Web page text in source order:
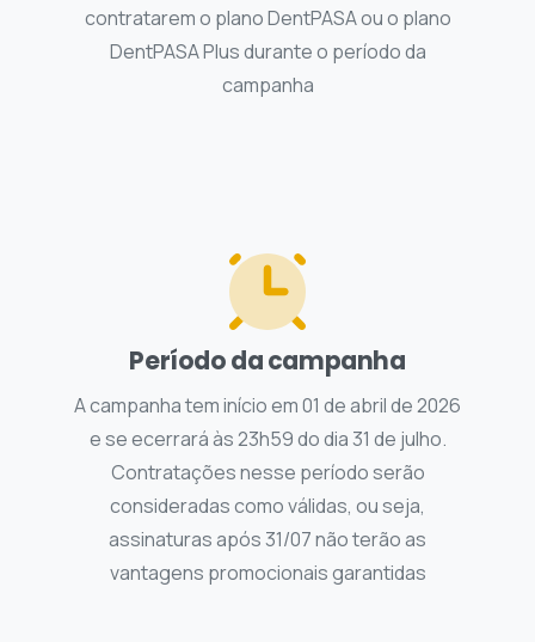
contratarem o plano DentPASA ou o plano
DentPASA Plus durante o período da
campanha
Período da campanha
A campanha tem início em 01 de abril de 2026
e se ecerrará às 23h59 do dia 31 de julho.
Contratações nesse período serão
consideradas como válidas, ou seja,
assinaturas após 31/07 não terão as
vantagens promocionais garantidas